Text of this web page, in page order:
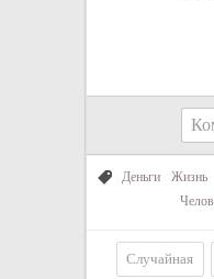
Деньги Жизнь
Случайная